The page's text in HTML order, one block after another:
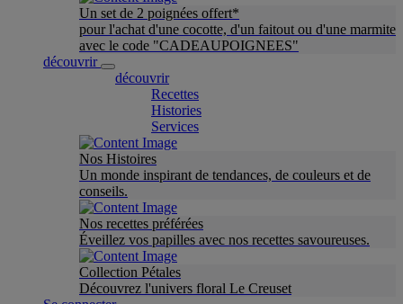
Un set de 2 poignées offert*
pour l'achat d'une cocotte, d'un faitout ou d'une marmite
avec le code "CADEAUPOIGNEES"
découvrir
découvrir
Recettes
Histories
Services
Nos Histoires
Un monde inspirant de tendances, de couleurs et de
conseils.
Nos recettes préférées
Éveillez vos papilles avec nos recettes savoureuses.
Collection Pétales
Découvrez l'univers floral Le Creuset